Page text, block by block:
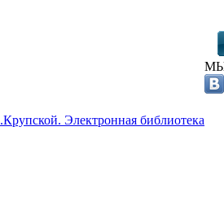
Электронная библиотека